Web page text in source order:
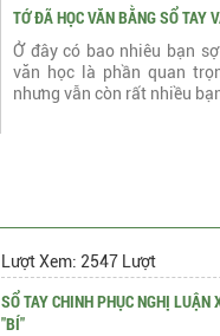
TỚ ĐÃ HỌC VĂN BẰNG SỔ TAY
Ở đây có bao nhiêu bạn
văn học là phần quan
nhưng vẫn còn rất nhiều
Lượt Xem: 2547 Lượt
SỔ TAY CHINH PHỤC NGHỊ
"BÍ"